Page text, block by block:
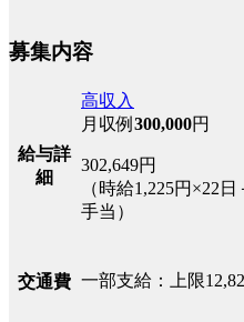
募集内容
給与詳
細
高収入
月収例 300,000円
302,649円
（時給1,225円×22
手当）
交通費 一部支給：上限